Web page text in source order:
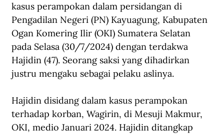
kasus perampokan dalam persidangan di
Pengadilan Negeri (PN) Kayuagung, Kabupaten
Ogan Komering Ilir (OKI) Sumatera Selatan
pada Selasa (30/7/2024) dengan terdakwa
Hajidin (47). Seorang saksi yang dihadirkan
justru mengaku sebagai pelaku aslinya.
Hajidin disidang dalam kasus perampokan
terhadap korban, Wagirin, di Mesuji Makmur,
OKI, medio Januari 2024. Hajidin ditangkap